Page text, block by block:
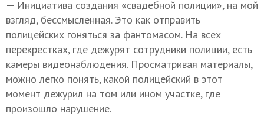
— Инициатива создания «свадебной полиции», на мой
взгляд, бессмысленная. Это как отправить
полицейских гоняться за фантомасом. На всех
перекрестках, где дежурят сотрудники полиции, есть
камеры видеонаблюдения. Просматривая материалы,
можно легко понять, какой полицейский в этот
момент дежурил на том или ином участке, где
произошло нарушение.